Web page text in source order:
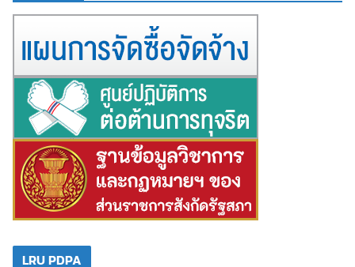
LRU PDPA